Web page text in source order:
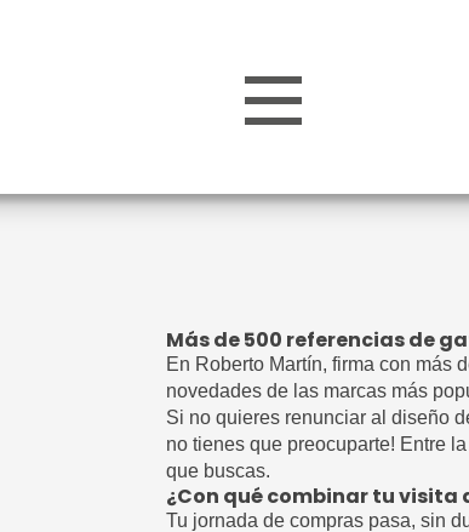
Más de 500 referencias de
En Roberto Martín, firma con más
novedades de las marcas más
Si no quieres renunciar al diseño
no tienes que preocuparte! Entre
que buscas.
¿Con qué combinar tu visita
Tu jornada de compras pasa, sin